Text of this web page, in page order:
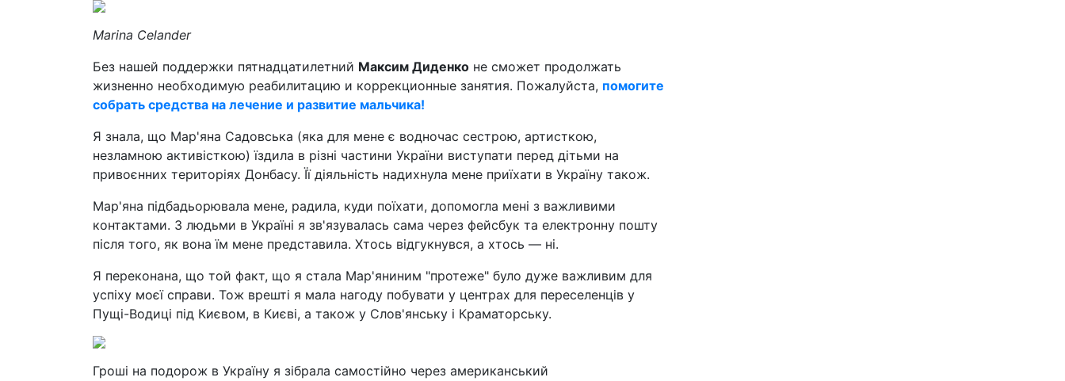
Marina Celander
Без нашей поддержки пятнадцатилетний Максим Диденко не сможет продолжать
жизненно необходимую реабилитацию и коррекционные занятия. Пожалуйста, помогите
собрать средства на лечение и развитие мальчика!
Я знала, що Мар'яна Садовська (яка для мене є водночас сестрою, артисткою,
незламною активісткою) їздила в різні частини України виступати перед дітьми на
привоєнних територіях Донбасу. Її діяльність надихнула мене приїхати в Україну також.
Мар'яна підбадьорювала мене, радила, куди поїхати, допомогла мені з важливими
контактами. З людьми в Україні я зв'язувалась сама через фейсбук та електронну пошту
після того, як вона їм мене представила. Хтось відгукнувся, а хтось — ні.
Я переконана, що той факт, що я стала Мар'яниним "протеже" було дуже важливим для
успіху моєї справи. Тож врешті я мала нагоду побувати у центрах для переселенців у
Пущі-Водиці під Києвом, в Києві, а також у Слов'янську і Краматорську.
Гроші на подорож в Україну я зібрала самостійно через американський